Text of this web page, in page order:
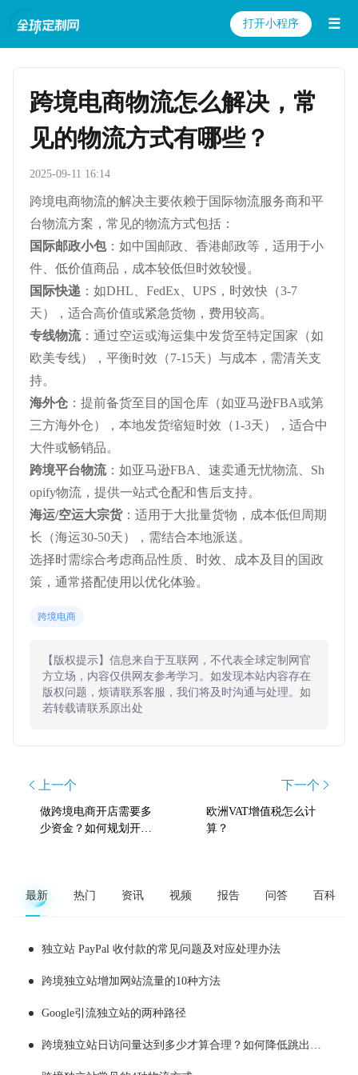
打开小程序 ☰
跨境电商物流怎么解决，常
见的物流方式有哪些？
2025-09-11 16:14
跨境电商物流的解决主要依赖于国际物流服务商和平
台物流方案，常见的物流方式包括：
国际邮政小包：如中国邮政、香港邮政等，适用于小
件、低价值商品，成本较低但时效较慢。
国际快递 ：如DHL、FedEx、UPS，时效快（3-7
天），适合高价值或紧急货物，费用较高。
专线物流：通过空运或海运集中发货至特定国家（如
欧美专线），平衡时效（7-15天）与成本，需清关支
持。
海外仓 ：提前备货至目的国仓库（如亚马逊FBA或第
三方海外仓），本地发货缩短时效（1-3天），适合中
大件或畅销品。
跨境平台物流：如亚马逊FBA、速卖通无忧物流、Sh
opify物流，提供一站式仓配和售后支持。
海运/空运大宗货：适用于大批量货物，成本低但周期
长（海运30-50天），需结合本地派送。
选择时需综合考虑商品性质、时效、成本及目的国政
策，通常搭配使用以优化体验。
跨境电商
【版权提示】信息来自于互联网，不代表全球定制网官
方立场，内容仅供网友参考学习。如发现本站内容存在
版权问题，烦请联系客服，我们将及时沟通与处理。如
若转载请联系原出处
上一个
做跨境电商开店需要多
少资金？如何规划开店
下一个
欧洲VAT增值税怎么计
算？
最新 热门 资讯 视频 报告 问答 百科
独立站 PayPal 收付款的常见问题及对应处理办法
跨境独立站增加网站流量的10种方法
Google引流独立站的两种路径
跨境独立站日访问量达到多少才算合理？如何降低跳出率？